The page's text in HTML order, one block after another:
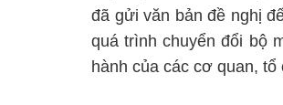
đã gửi văn bản đề nghị
quá trình chuyển đổi bộ
hành của các cơ quan,